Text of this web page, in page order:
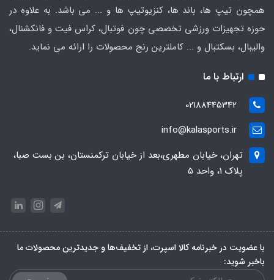
همچون تیپ ها، باند ها، کنزیوتیپ ها و ... می باشد. به علاوه در
حوزه تجهیزات ورزشی تخصصی چون فوتبال، کراس فیت و فانکشنال،
والیبال، بسکتبال و ... کاملترین رنج محصولات را ارائه می نماید.
ارتباط با ما
02188445342
info@kalasports.ir
تهران، خیابان مطهری،بعد از خیابان ترکمنستان، بن بست صبا،
پلاک 1، واحد 5
با عضویت در خبرنامه کالا اسپرت، از تخفیف‌ها و جدیدترین‌ محصولات ما
باخبر شوید: